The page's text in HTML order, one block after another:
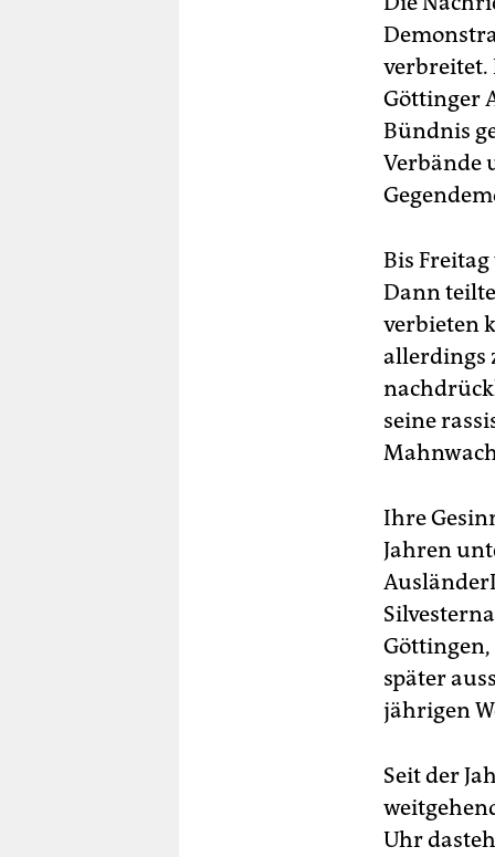
verbreitet.
Göttinger
Bündnis
Verbände
Bis
Dann
verbieten
allerdings
seine
Ihre
Jahren
später
jährigen
Seit der
Uhr